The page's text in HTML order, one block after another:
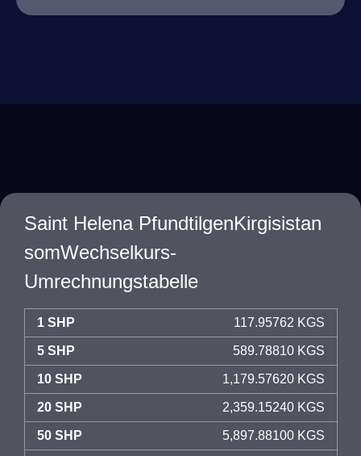
Saint Helena PfundtilgenKirgisistan
somWechselkurs-
Umrechnungstabelle
1 SHP 117.95762 KGS
5 SHP 589.78810 KGS
10 SHP 1,179.57620 KGS
20 SHP 2,359.15240 KGS
50 SHP 5,897.88100 KGS